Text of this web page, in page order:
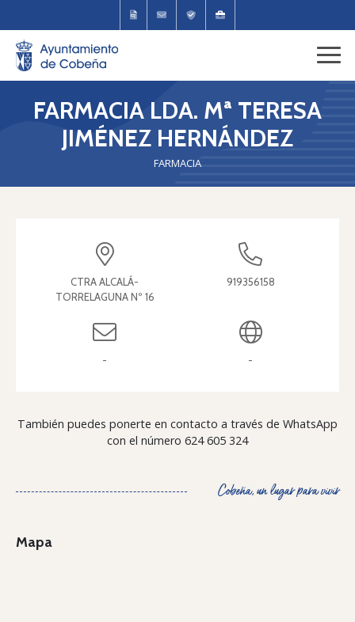
FARMACIA LDA. Mª TERESA
JIMÉNEZ HERNÁNDEZ
FARMACIA
CTRA ALCALÁ-
TORRELAGUNA Nº 16
919356158
- -
También puedes ponerte en contacto a través de WhatsApp
con el número 624 605 324
Cobeña, un lugar para vivir
Mapa